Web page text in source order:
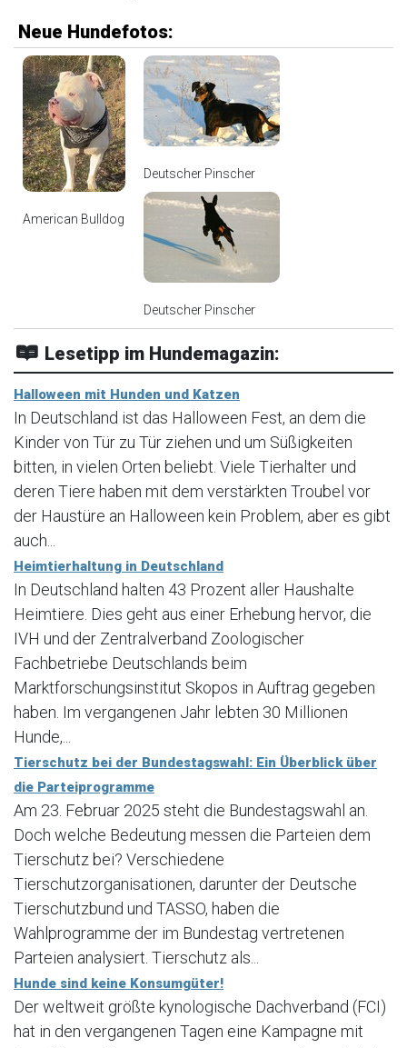
Neue Hundefotos:
American Bulldog
Deutscher Pinscher
Deutscher Pinscher
Lesetipp im Hundemagazin:
Halloween mit Hunden und Katzen
In Deutschland ist das Halloween Fest, an dem die
Kinder von Tür zu Tür ziehen und um Süßigkeiten
bitten, in vielen Orten beliebt. Viele Tierhalter und
deren Tiere haben mit dem verstärkten Troubel vor
der Haustüre an Halloween kein Problem, aber es gibt
auch...
Heimtierhaltung in Deutschland
In Deutschland halten 43 Prozent aller Haushalte
Heimtiere. Dies geht aus einer Erhebung hervor, die
IVH und der Zentralverband Zoologischer
Fachbetriebe Deutschlands beim
Marktforschungsinstitut Skopos in Auftrag gegeben
haben. Im vergangenen Jahr lebten 30 Millionen
Hunde,...
Tierschutz bei der Bundestagswahl: Ein Überblick über
die Parteiprogramme
Am 23. Februar 2025 steht die Bundestagswahl an.
Doch welche Bedeutung messen die Parteien dem
Tierschutz bei? Verschiedene
Tierschutzorganisationen, darunter der Deutsche
Tierschutzbund und TASSO, haben die
Wahlprogramme der im Bundestag vertretenen
Parteien analysiert. Tierschutz als...
Hunde sind keine Konsumgüter!
Der weltweit größte kynologische Dachverband (FCI)
hat in den vergangenen Tagen eine Kampagne mit